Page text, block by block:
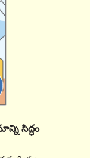
సిద్ధం
మిగిలిన